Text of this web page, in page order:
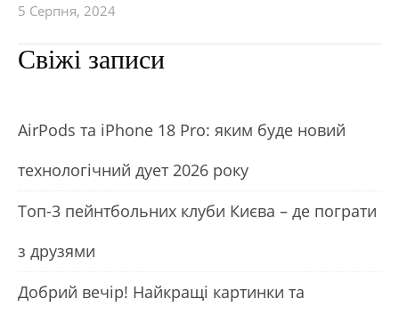
5 Серпня, 2024
Свіжі записи
АirРods та iРhone 18 Рro: яким буде новий
технологічний дует 2026 року
Топ-3 пейнтбольних клуби Києва – де пограти
з друзями
Добрий вечір! Найкращі картинки та